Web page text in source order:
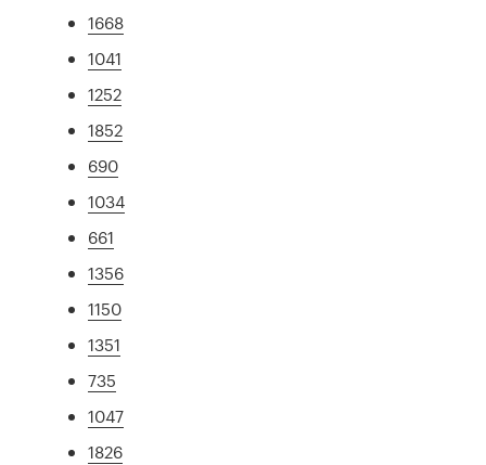
1668
1041
1252
1852
690
1034
661
1356
1150
1351
735
1047
1826